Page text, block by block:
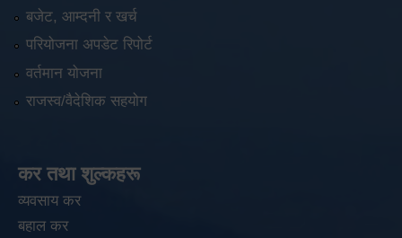
बजेट, आम्दनी र खर्च
परियोजना अपडेट रिपोर्ट
वर्तमान योजना
राजस्व/वैदेशिक सहयोग
कर तथा शुल्कहरू
व्यवसाय कर
बहाल कर